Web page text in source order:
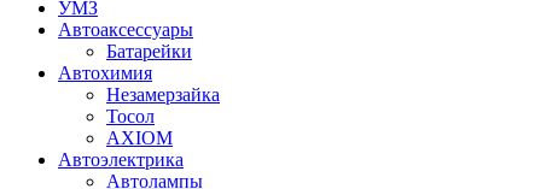
УМЗ
Автоаксессуары
Батарейки
Автохимия
Незамерзайка
Тосол
AXIOM
Автоэлектрика
Автолампы